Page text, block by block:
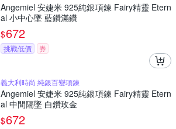
Angemiel 安婕米 925純銀項鍊 Fairy精靈 Etern
al 小中心墜 藍鑽滿鑽
$672
挑戰低價 券
義大利時尚 純銀百變項鍊
Angemiel 安婕米 925純銀項鍊 Fairy精靈 Etern
al 中間隔墜 白鑽玫金
$672